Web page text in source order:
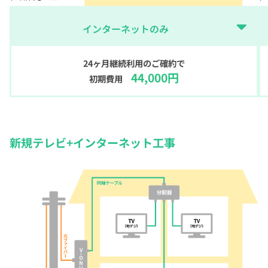
インターネットのみ
24ヶ月継続利用のご確約で
初期費用 44,000円
新規テレビ+インターネット工事